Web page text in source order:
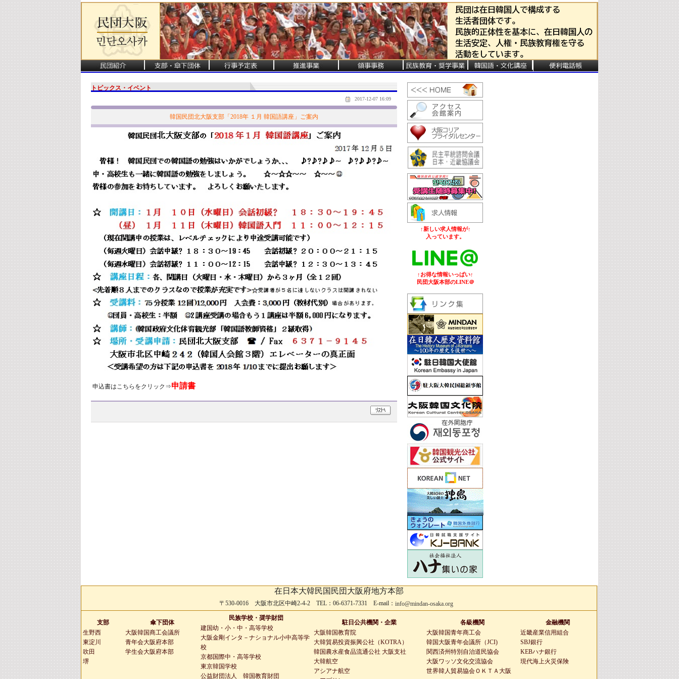
トピックス・イベント
2017-12-07 16:09
韓国民団北大阪支部「2018年 １月 韓国語講座」ご案内
申込書はこちらをクリック⇒申請書
↑新しい求人情報が↑
入っています。
↑お得な情報いっぱい↑
民団大阪本部のLINE＠
在日本大韓民国民団大阪府地方本部
〒530-0016 大阪市北区中崎2-4-2 TEL：06-6371-7331 E-mail： info@mindan-osaka.org
支部
生野西
東淀川
吹田
堺
傘下団体
大阪韓国商工会議所
青年会大阪府本部
学生会大阪府本部
民族学校・奨学財団
建国幼・小・中・高等学校
大阪金剛インタ－ナショナル小中高等学
校
京都国際中・高等学校
東京韓国学校
公益財団法人 韓国教育財団
駐日公共機関・企業
大阪韓国教育院
大韓貿易投資振興公社（KOTRA）
韓国農水産食品流通公社 大阪支社
大韓航空
アシアナ航空
各級機関
大阪韓国青年商工会
韓国大阪青年会議所（JCI)
関西済州特別自治道民協会
大阪ワッソ文化交流協会
世界韓人貿易協会ＯＫＴＡ大阪
金融機関
近畿産業信用組合
SBJ銀行
KEBハナ銀行
現代海上火災保険